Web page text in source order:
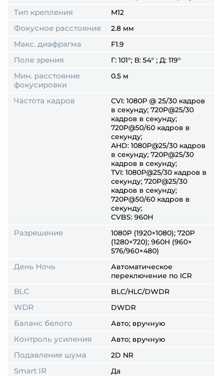
Тип крепления M12
Фокусное расстояние 2.8 мм
Макс. диафрагма F1.9
Поле зрения Г: 101°; В: 54° ; Д: 119°
Мин. расстояние
фокусировки
0.5 м
Частота кадров
CVI: 1080P @ 25/30 кадров
в секунду; 720P@25/30
кадров в секунду;
720P@50/60 кадров в
секунду;
AHD: 1080P@25/30 кадров
в секунду; 720P@25/30
кадров в секунду;
TVI: 1080P@25/30 кадров в
секунду; 720P@25/30
кадров в секунду;
720P@50/60 кадров в
секунду;
CVBS: 960H
Разрешение
1080P (1920×1080); 720P
(1280×720); 960H (960×
576/960×480)
День Ночь
Автоматическое
переключение по ICR
BLC BLC/HLC/DWDR
WDR DWDR
Баланс белого Авто; вручную
Контроль усиления Авто; вручную
Подавление шума 2D NR
Smart IR Да